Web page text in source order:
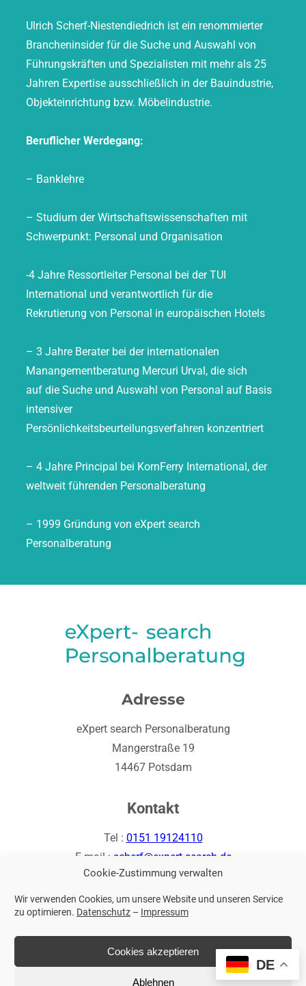
Cookie-Zustimmung verwalten
Wir verwenden Cookies, um unsere Website und unseren Service
zu optimieren. Datenschutz – Impressum
Cookies akzeptieren
Ablehnen
Ulrich Scherf-Niestendiedrich ist ein renommierter
Brancheninsider für die Suche und Auswahl von
Führungskräften und Spezialisten mit mehr als 25
Jahren Expertise ausschließlich in der Bauindustrie,
Objekteinrichtung bzw. Möbelindustrie.
Beruflicher Werdegang:
– Banklehre
– Studium der Wirtschaftswissenschaften mit
Schwerpunkt: Personal und Organisation
-4 Jahre Ressortleiter Personal bei der TUI
International und verantwortlich für die
Rekrutierung von Personal in europäischen Hotels
– 3 Jahre Berater bei der internationalen
Manangementberatung Mercuri Urval, die sich
auf die Suche und Auswahl von Personal auf Basis
intensiver
Persönlichkeitsbeurteilungsverfahren konzentriert
– 4 Jahre Principal bei KornFerry International, der
weltweit führenden Personalberatung
– 1999 Gründung von eXpert search
Personalberatung
Adresse
eXpert search Personalberatung
Mangerstraße 19
14467 Potsdam
Kontakt
Tel : 0151 19124110
E-mail : scherf@expert-search.de
Impressum|Datenschutz DE